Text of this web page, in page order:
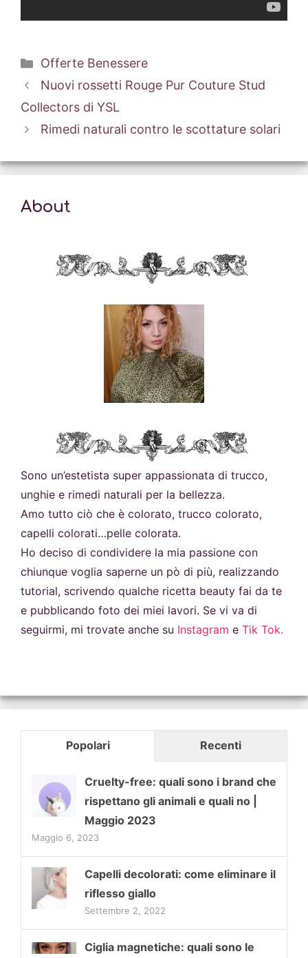
Categorie
Offerte Benessere
Nuovi rossetti Rouge Pur Couture Stud
Collectors di YSL
Rimedi naturali contro le scottature solari
About
Sono un’estetista super appassionata di trucco,
unghie e rimedi naturali per la bellezza.
Amo tutto ciò che è colorato, trucco colorato,
capelli colorati…pelle colorata.
Ho deciso di condividere la mia passione con
chiunque voglia saperne un pò di più, realizzando
tutorial, scrivendo qualche ricetta beauty fai da te
e pubblicando foto dei miei lavori. Se vi va di
seguirmi, mi trovate anche su Instagram e Tik Tok.
Popolari Recenti
Cruelty-free: quali sono i brand che
rispettano gli animali e quali no |
Maggio 2023
Maggio 6, 2023
Capelli decolorati: come eliminare il
riflesso giallo
Settembre 2, 2022
Ciglia magnetiche: quali sono le